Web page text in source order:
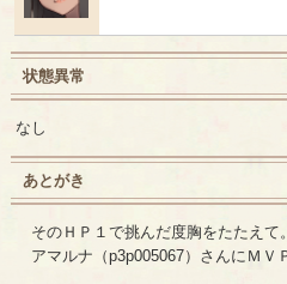
状態異常
なし
あとがき
そのＨＰ１で挑んだ度胸をたたえて。
アマルナ（p3p005067）さんにＭＶ